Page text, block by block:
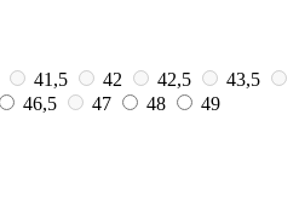
41,5 42 42,5
43,5
46,5 47 48
49